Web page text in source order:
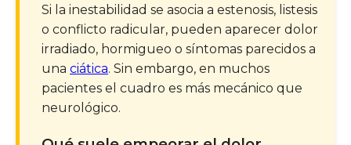
Si la inestabilidad se asocia a estenosis, listesis
o conflicto radicular, pueden aparecer dolor
irradiado, hormigueo o síntomas parecidos a
una ciática. Sin embargo, en muchos
pacientes el cuadro es más mecánico que
neurológico.